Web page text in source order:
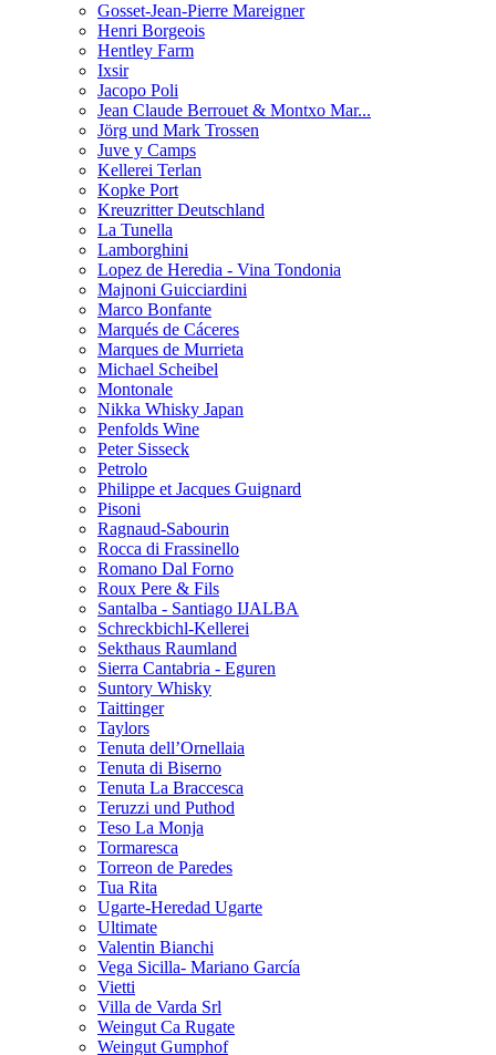
Gosset-Jean-Pierre Mareigner
Henri Borgeois
Hentley Farm
Ixsir
Jacopo Poli
Jean Claude Berrouet & Montxo Mar...
Jörg und Mark Trossen
Juve y Camps
Kellerei Terlan
Kopke Port
Kreuzritter Deutschland
La Tunella
Lamborghini
Lopez de Heredia - Vina Tondonia
Majnoni Guicciardini
Marco Bonfante
Marqués de Cáceres
Marques de Murrieta
Michael Scheibel
Montonale
Nikka Whisky Japan
Penfolds Wine
Peter Sisseck
Petrolo
Philippe et Jacques Guignard
Pisoni
Ragnaud-Sabourin
Rocca di Frassinello
Romano Dal Forno
Roux Pere & Fils
Santalba - Santiago IJALBA
Schreckbichl-Kellerei
Sekthaus Raumland
Sierra Cantabria - Eguren
Suntory Whisky
Taittinger
Taylors
Tenuta dell’Ornellaia
Tenuta di Biserno
Tenuta La Braccesca
Teruzzi und Puthod
Teso La Monja
Tormaresca
Torreon de Paredes
Tua Rita
Ugarte-Heredad Ugarte
Ultimate
Valentin Bianchi
Vega Sicilla- Mariano García
Vietti
Villa de Varda Srl
Weingut Ca Rugate
Weingut Gumphof